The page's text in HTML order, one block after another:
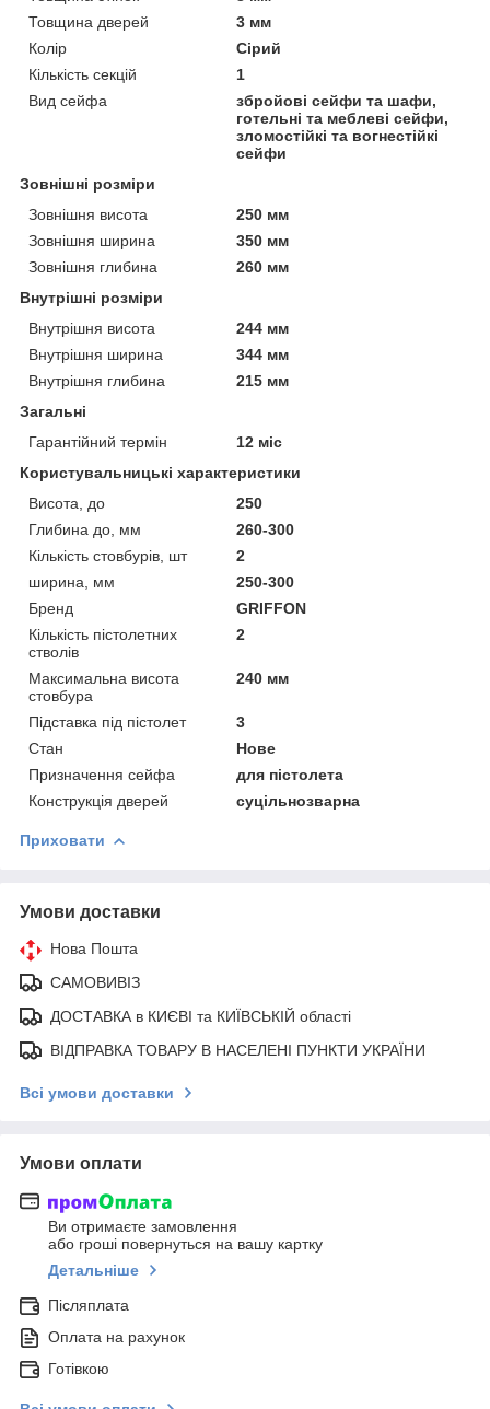
Товщина дверей
3 мм
Колір
Сірий
Кількість секцій
1
Вид сейфа
збройові сейфи та шафи,
готельні та меблеві сейфи,
зломостійкі та вогнестійкі
сейфи
Зовнішні розміри
Зовнішня висота
250 мм
Зовнішня ширина
350 мм
Зовнішня глибина
260 мм
Внутрішні розміри
Внутрішня висота
244 мм
Внутрішня ширина
344 мм
Внутрішня глибина
215 мм
Загальні
Гарантійний термін
12 міс
Користувальницькі характеристики
Висота, до
250
Глибина до, мм
260-300
Кількість стовбурів, шт
2
ширина, мм
250-300
Бренд
GRIFFON
Кількість пістолетних
стволів
2
Максимальна висота
стовбура
240 мм
Підставка під пістолет
3
Стан
Нове
Призначення сейфа
для пістолета
Конструкція дверей
суцільнозварна
Приховати
Умови доставки
Нова Пошта
САМОВИВІЗ
ДОСТАВКА в КИЄВІ та КИЇВСЬКІЙ області
ВІДПРАВКА ТОВАРУ В НАСЕЛЕНІ ПУНКТИ УКРАЇНИ
Всі умови доставки
Умови оплати
Ви отримаєте замовлення
або гроші повернуться на вашу картку
Детальніше
Післяплата
Оплата на рахунок
Готівкою